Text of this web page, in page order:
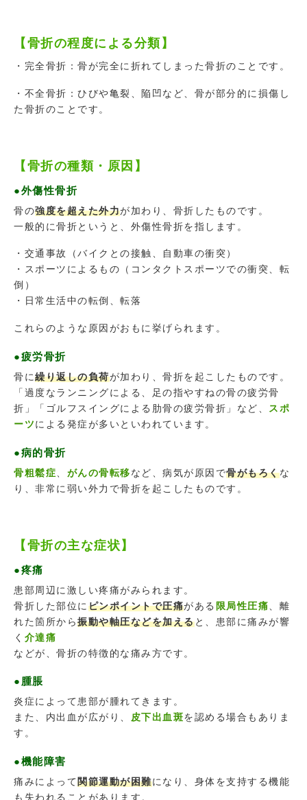
【骨折の程度による分類】
・完全骨折：骨が完全に折れてしまった骨折のことです。
・不全骨折：ひびや亀裂、陥凹など、骨が部分的に損傷し
た骨折のことです。
【骨折の種類・原因】
●外傷性骨折
骨の強度を超えた外力が加わり、骨折したものです。
一般的に骨折というと、外傷性骨折を指します。
・交通事故（バイクとの接触、自動車の衝突）
・スポーツによるもの（コンタクトスポーツでの衝突、転
倒）
・日常生活中の転倒、転落
これらのような原因がおもに挙げられます。
●疲労骨折
骨に繰り返しの負荷が加わり、骨折を起こしたものです。
「過度なランニングによる、足の指やすねの骨の疲労骨
折」「ゴルフスイングによる肋骨の疲労骨折」など、
スポ
ーツによる発症が多いといわれています。
●病的骨折
骨粗鬆症 がんの骨転移など、病気が原因で骨がもろくな
り、非常に弱い外力で骨折を起こしたものです。
【骨折の主な症状】
●疼痛
患部周辺に激しい疼痛がみられます。
骨折した部位に ピンポイントで圧痛がある 限局性圧痛 、離
れた箇所から振動や軸圧などを加えると、患部に痛みが響
く 介達痛
などが、骨折の特徴的な痛み方です。
●腫脹
炎症によって患部が腫れてきます。
また、内出血が広がり、 皮下出血斑を認める場合もありま
す。
●機能障害
痛みによって関節運動が困難になり、身体を支持する機能
も失われることがあります。